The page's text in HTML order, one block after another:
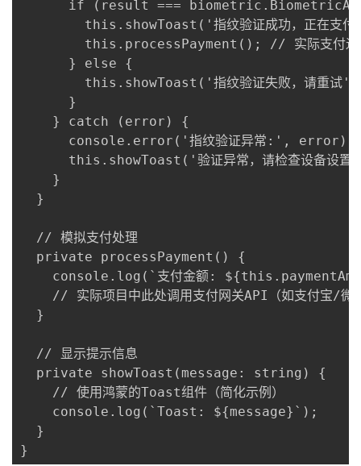
if (result ===
this.showToast('指纹验证成功，正在支
this.processPayment(); // 实际支付逻
      } else {
this.showToast('指纹验证失败，请重试
      }
    } catch (error) {
      console.error('指纹验证异常:', error);
this.showToast('验证异常，请检查设备设置
    }
  }
  // 模拟支付处理
  private processPayment() {
console.log(`支付金额:
// 实际项目中此处调用支付网关API（如支付宝/微
  }
  // 显示提示信息
  private showToast(message: string) {
    // 使用鸿蒙的Toast组件（简化示例）
    console.log(`Toast: ${message}`);
  }
}